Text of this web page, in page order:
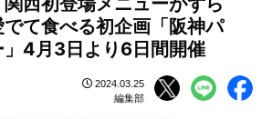
て食べる初企画「阪神パ
」4月3日より6日間開催
2024.03.25
編集部